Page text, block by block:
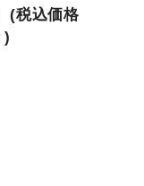
(税込価格
)